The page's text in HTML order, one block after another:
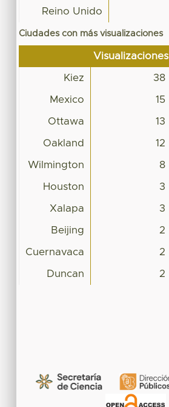
Reino Unido
Ciudades con más visualizaciones
Visualizaciones
Kiez 38
Mexico 15
Ottawa 13
Oakland 12
Wilmington 8
Houston 3
Xalapa 3
Beijing 2
Cuernavaca 2
Duncan 2